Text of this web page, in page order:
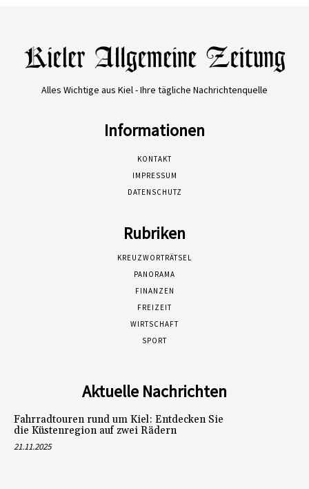
Alles Wichtige aus Kiel - Ihre tägliche Nachrichtenquelle
Informationen
KONTAKT
IMPRESSUM
DATENSCHUTZ
Rubriken
KREUZWORTRÄTSEL
PANORAMA
FINANZEN
FREIZEIT
WIRTSCHAFT
SPORT
Aktuelle Nachrichten
Fahrradtouren rund um Kiel: Entdecken Sie
die Küstenregion auf zwei Rädern
21.11.2025